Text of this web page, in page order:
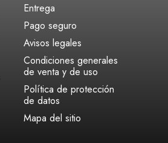
Entrega
Pago seguro
Avisos legales
Condiciones generales
de venta y de uso
Política de protección
de datos
Mapa del sitio